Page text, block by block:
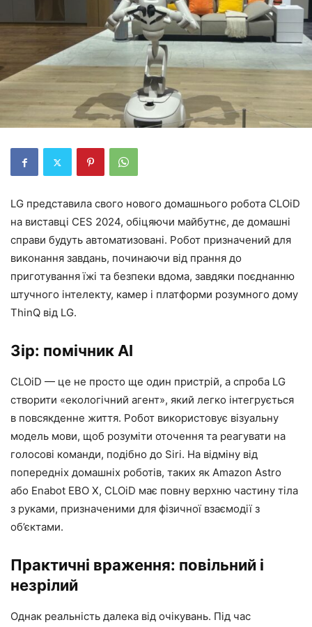
LG представила свого нового домашнього робота CLOiD
на виставці CES 2024, обіцяючи майбутнє, де домашні
справи будуть автоматизовані. Робот призначений для
виконання завдань, починаючи від прання до
приготування їжі та безпеки вдома, завдяки поєднанню
штучного інтелекту, камер і платформи розумного дому
ThinQ від LG.
Зір: помічник AI
CLOiD — це не просто ще один пристрій, а спроба LG
створити «екологічний агент», який легко інтегрується
в повсякденне життя. Робот використовує візуальну
модель мови, щоб розуміти оточення та реагувати на
голосові команди, подібно до Siri. На відміну від
попередніх домашніх роботів, таких як Amazon Astro
або Enabot EBO X, CLOiD має повну верхню частину тіла
з руками, призначеними для фізичної взаємодії з
об’єктами.
Практичні враження: повільний і
незрілий
Однак реальність далека від очікувань. Під час